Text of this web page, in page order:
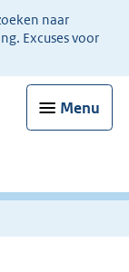
naar
Excuses voor
Menu